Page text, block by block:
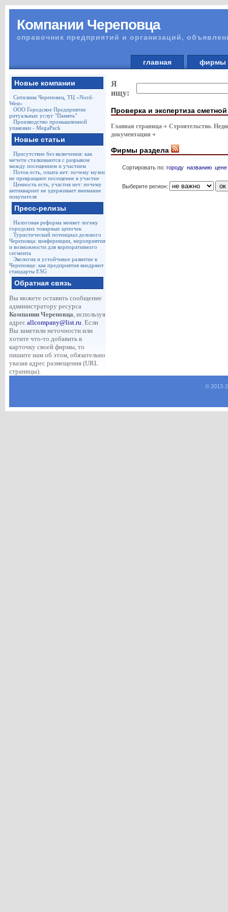
Компании Череповца
справочник предприятий и организаций,
главная
Новые компании
Ситилинк Череповец, ТЦ «Nord-
West»
ООО Городское Предприятие
ритуальных услуг "Память"
Производство промышленной
упаковки - MegaPack
Новые статьи
Присутствие без включения: как
мечети сталкиваются с разрывом
между посещением и участием
Поток есть, опыта нет: почему музеи
не превращают посещение в участие
Ценность есть, участия нет: почему
антиквариат не удерживает внимание
покупателя
Пресс-релизы
Налоговая реформа меняет логику
городских товарных цепочек
Туристический потенциал делового
Череповца: конференции, мероприятия
и возможности для корпоративного
сегмента
Экология и устойчивое развитие в
Череповце: как предприятия внедряют
стандарты ESG
Обратная связь
Вы можете оставить сообщение
администратору ресурса
Компании Череповца, используя
адрес allcompany@list.ru. Если
Вы заметили неточности или
хотите что-то добавить в
карточку своей фирмы, то
пишите нам об этом, обязательно
указав адрес размещения (URL
страницы).
Я
ищу:
Проверка и экспертиза
Главная страница
Строительство.
документации
Фирмы раздела
Сортировать по: городу названию цене
Выберите регион:
© 2013-